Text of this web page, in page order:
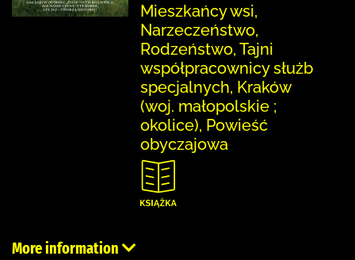
Mieszkańcy wsi,
Narzeczeństwo,
Rodzeństwo, Tajni
współpracownicy służb
specjalnych, Kraków
(woj. małopolskie ;
okolice), Powieść
obyczajowa
More information